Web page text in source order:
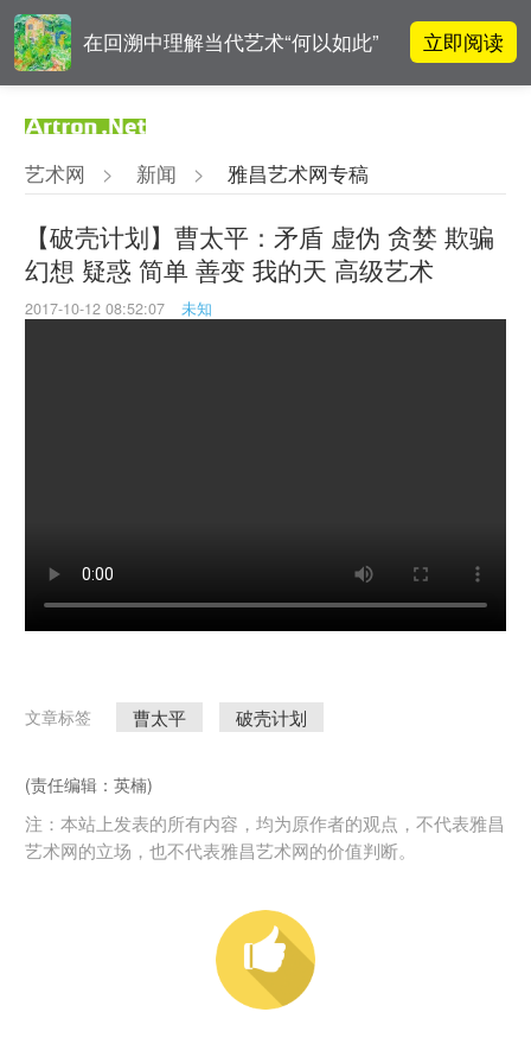
在回溯中理解当代艺术“何以如此” 立即阅读
值
张瀚文：以物质媒介具象化精神世
界
翟莫梵：绘画少年的广阔天空
艺术网 > 新闻 > 雅昌艺术网专稿
【破壳计划】曹太平：矛盾 虚伪 贪婪 欺骗
幻想 疑惑 简单 善变 我的天 高级艺术
2017-10-12 08:52:07 未知
文章标签 曹太平 破壳计划
(责任编辑：英楠)
注：本站上发表的所有内容，均为原作者的观点，不代表雅昌
艺术网的立场，也不代表雅昌艺术网的价值判断。